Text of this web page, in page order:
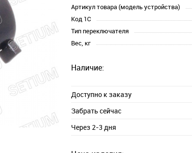
Артикул товара (модель устройства)
Код 1С
Тип переключателя
Вес, кг
Наличие:
Доступно к заказу
Забрать сейчас
Через 2-3 дня